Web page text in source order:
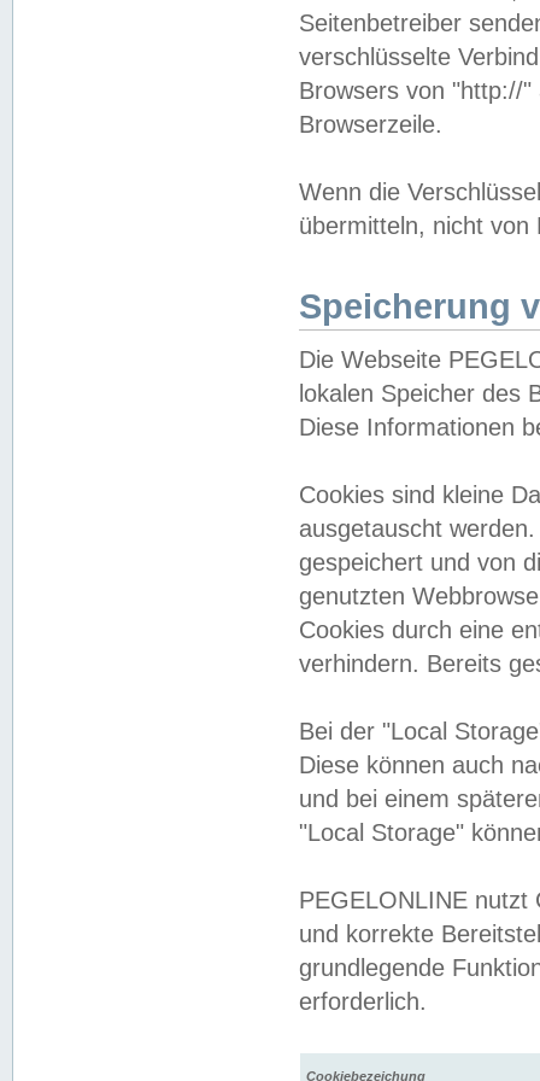
Seitenbetreiber
verschlüsselte
Browsers von "http://
Browserzeile.
Wenn die
übermitteln, nicht von
Speicherung
Die Webseite
lokalen Speicher des
Diese Informationen
Cookies sind kleine
ausgetauscht
gespeichert und von
genutzten
Cookies durch eine
verhindern. Bereits
Bei der "Local
Diese können auch
und bei einem
"Local Storage"
PEGELONLINE nutzt
und korrekte
grundlegende
erforderlich.
Cookiebezeichung